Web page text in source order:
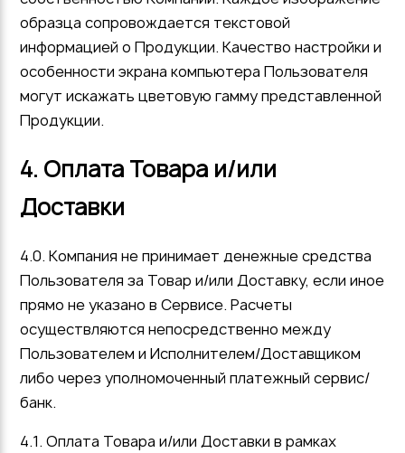
образца сопровождается текстовой
информацией о Продукции. Качество настройки и
особенности экрана компьютера Пользователя
могут искажать цветовую гамму представленной
Продукции.
4. Оплата Товара и/или
Доставки
4.0. Компания не принимает денежные средства
Пользователя за Товар и/или Доставку, если иное
прямо не указано в Сервисе. Расчеты
осуществляются непосредственно между
Пользователем и Исполнителем/Доставщиком
либо через уполномоченный платежный сервис/
банк.
4.1. Оплата Товара и/или Доставки в рамках